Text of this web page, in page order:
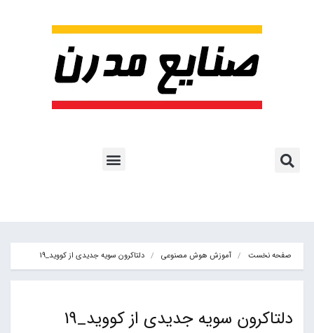
صفحه نخست آموزش هوش مصنوعی دلتاکرون سویه جدیدی از کووید_19
دلتاکرون سویه جدیدی از کووید_19